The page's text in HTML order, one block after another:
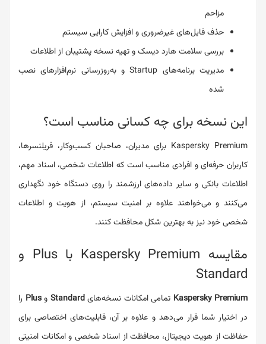
مزاحم
حذف فایل‌های غیرضروری و افزایش کارایی سیستم
بررسی سلامت هارد دیسک و تهیه نسخه پشتیبان از اطلاعات
مدیریت برنامه‌های Startup و به‌روزرسانی نرم‌افزارهای نصب
شده
این نسخه برای چه کسانی مناسب است؟
Kaspersky Premium برای مدیران، صاحبان کسب‌وکار، فریلنسرها،
کاربران حرفه‌ای و افرادی مناسب است که اطلاعات شخصی، اسناد مهم،
اطلاعات بانکی و سایر داده‌های ارزشمند را روی دستگاه خود نگهداری
می‌کنند و می‌خواهند علاوه بر امنیت سیستم، از هویت و اطلاعات
شخصی خود نیز به بهترین شکل محافظت کنند.
مقایسه Kaspersky Premium با Plus و
Standard
Kaspersky Premium تمامی امکانات نسخه‌هایStandard وPlus را
در اختیار شما قرار می‌دهد و علاوه بر آن، قابلیت‌های اختصاصی برای
حفاظت از هویت دیجیتال، محافظت از اسناد شخصی و امکانات امنیتی